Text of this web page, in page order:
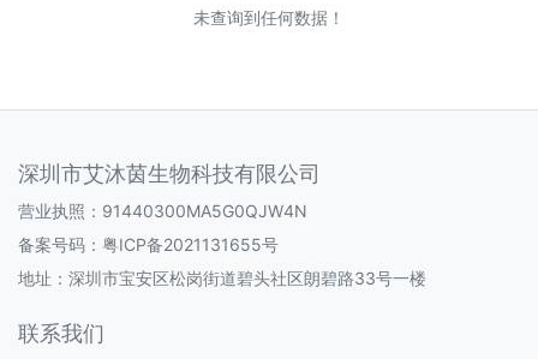
未查询到任何数据！
深圳市艾沐茵生物科技有限公司
营业执照：91440300MA5G0QJW4N
备案号码： 粤ICP备2021131655号
地址：深圳市宝安区松岗街道碧头社区朗碧路33号一楼
联系我们